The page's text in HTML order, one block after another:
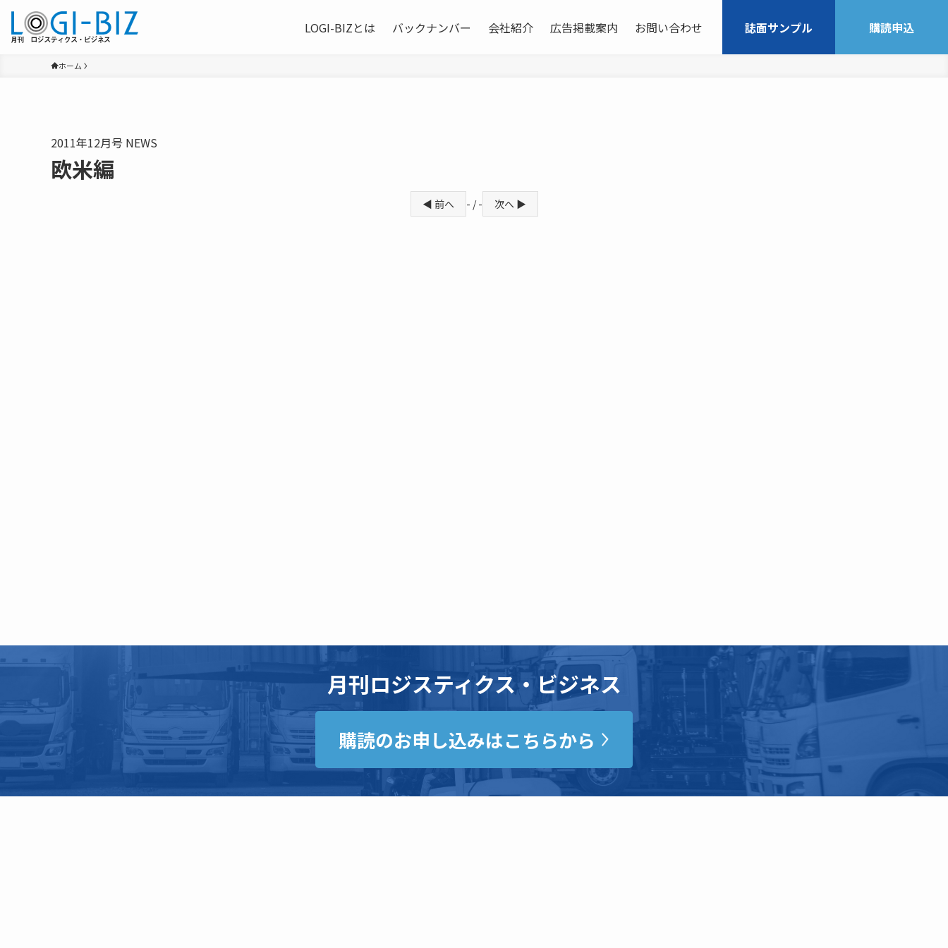
LOGI-BIZとは バックナンバー 会社紹介 広告掲載案内 お問い合わせ 誌面サンプル 購読申込
ホーム
2011年12月号 NEWS
欧米編
◀ 前へ - / - 次へ ▶
月刊ロジスティクス・ビジネス
購読のお申し込みはこちらから